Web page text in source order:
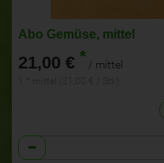
Abo Gemüse, mittel
21,00 € * / mittel
Anzahl